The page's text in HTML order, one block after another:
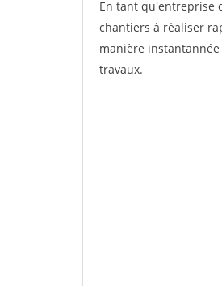
En tant qu'entreprise
chantiers à réaliser
manière
travaux.